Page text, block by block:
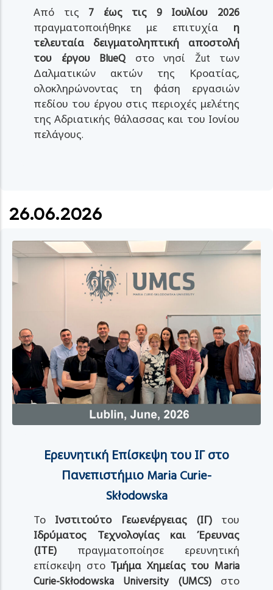
Από τις 7 έως τις 9 Ιουλίου 2026
πραγματοποιήθηκε με επιτυχία η
τελευταία δειγματοληπτική αποστολή
του έργου BlueQστο νησί Žut των
Δαλματικών ακτών της Κροατίας,
ολοκληρώνοντας τη φάση εργασιών
πεδίου του έργου στις περιοχές μελέτης
της Αδριατικής θάλασσας και του Ιονίου
πελάγους.
26.06.2026
Ερευνητική Επίσκεψη του ΙΓ στο
Πανεπιστήμιο Maria Curie-
Skłodowska
Το Ινστιτούτο Γεωενέργειας (ΙΓ)του
Ιδρύματος Τεχνολογίας και Έρευνας
(ΙΤΕ) πραγματοποίησε ερευνητική
επίσκεψη στο Τμήμα Χημείας του Maria
Curie-Skłodowska University (UMCS)στο